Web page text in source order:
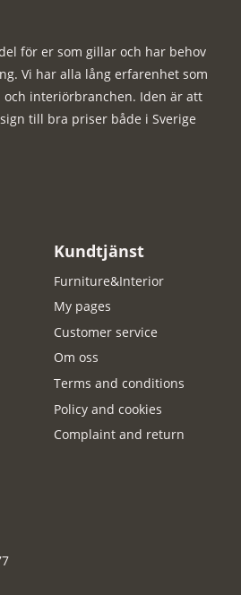
för er som gillar och har behov
Vi har alla lång erfarenhet som
interiörbranchen. Iden är att
till bra priser både i Sverige
Kundtjänst
Furniture&Interior
My pages
Customer service
Om oss
Terms and conditions
Policy and cookies
Complaint and return